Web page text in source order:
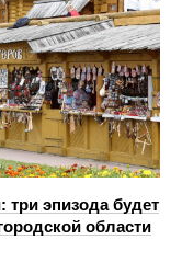
три эпизода будет
области